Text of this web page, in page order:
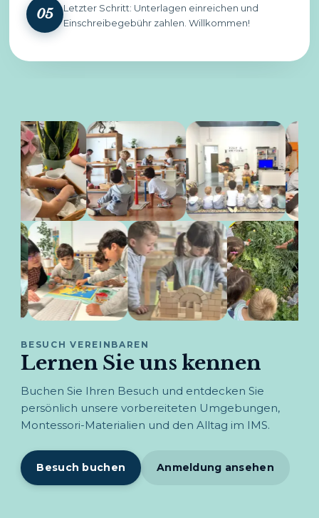
05
Letzter Schritt: Unterlagen einreichen und
Einschreibegebühr zahlen. Willkommen!
BESUCH VEREINBAREN
Lernen Sie uns kennen
Buchen Sie Ihren Besuch und entdecken Sie
persönlich unsere vorbereiteten Umgebungen,
Montessori-Materialien und den Alltag im IMS.
Besuch buchen Anmeldung ansehen